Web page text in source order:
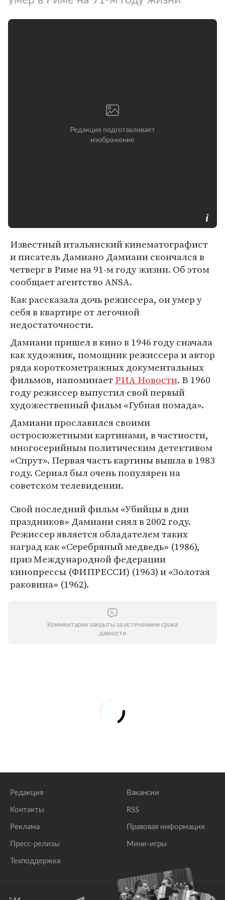
Известный итальянский кинематографист
и писатель Дамиано Дамиани скончался в
четверг в Риме на 91-м году жизни. Об этом
сообщает агентство ANSA.
Как рассказала дочь режиссера, он умер у
себя в квартире от легочной
недостаточности.
Дамиани пришел в кино в 1946 году сначала
как художник, помощник режиссера и автор
ряда короткометражных документальных
фильмов, напоминаетРИА Новости. В 1960
году режиссер выпустил свой первый
художественный фильм «Губная помада».
Дамиани прославился своими
остросюжетными картинами, в частности,
многосерийным политическим детективом
«Спрут». Первая часть картины вышла в 1983
году. Сериал был очень популярен на
советском телевидении.
Свой последний фильм «Убийцы в дни
праздников» Дамиани снял в 2002 году.
Режиссер является обладателем таких
наград как «Серебряный медведь» (1986),
приз Международной федерации
кинопрессы (ФИПРЕССИ) (1963) и «Золотая
раковина» (1962).
Комментарии закрыты за истечением срока
давности
Редакция
Контакты
Реклама
Пресс-релизы
Техподдержка
Вакансии
RSS
Правовая информация
Мини-игры